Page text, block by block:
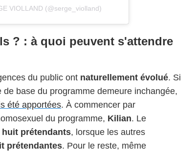
VIOLLAND (@serge_violland)
? : à quoi peuvent s'attendre
du public ont naturellement évolué. Si
base du programme demeure inchangée,
été apportées. À commencer par
du programme, Kilian. Le
huit prétendants, lorsque les autres
prétendantes. Pour le reste, même